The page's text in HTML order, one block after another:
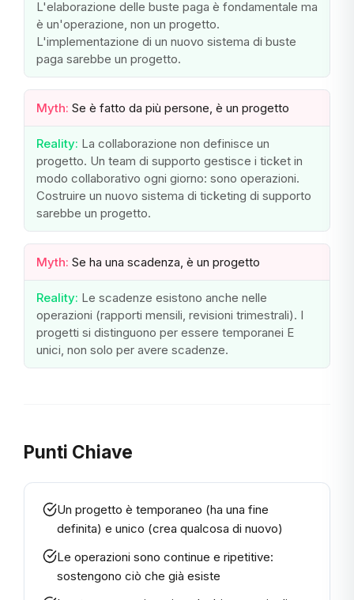
L'elaborazione delle buste paga è fondamentale ma
è un'operazione, non un progetto.
L'implementazione di un nuovo sistema di buste
paga sarebbe un progetto.
Myth: Se è fatto da più persone, è un progetto
Reality: La collaborazione non definisce un
progetto. Un team di supporto gestisce i ticket in
modo collaborativo ogni giorno: sono operazioni.
Costruire un nuovo sistema di ticketing di supporto
sarebbe un progetto.
Myth: Se ha una scadenza, è un progetto
Reality: Le scadenze esistono anche nelle
operazioni (rapporti mensili, revisioni trimestrali). I
progetti si distinguono per essere temporanei E
unici, non solo per avere scadenze.
Punti Chiave
Un progetto è temporaneo (ha una fine
definita) e unico (crea qualcosa di nuovo)
Le operazioni sono continue e ripetitive:
sostengono ciò che già esiste